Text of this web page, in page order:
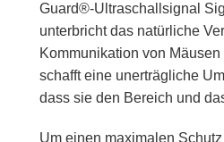
Guard®-Ultraschallsignal
unterbricht das natürliche
Kommunikation von
schafft eine unerträgliche
dass sie den Bereich und
Um einen maximalen